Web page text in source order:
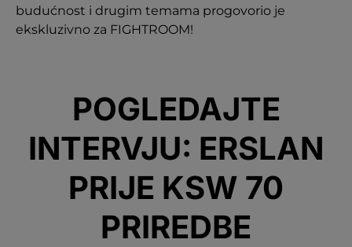
budućnost i drugim temama progovorio je
ekskluzivno za FIGHTROOM!
POGLEDAJTE
INTERVJU: ERSLAN
PRIJE KSW 70
PRIREDBE